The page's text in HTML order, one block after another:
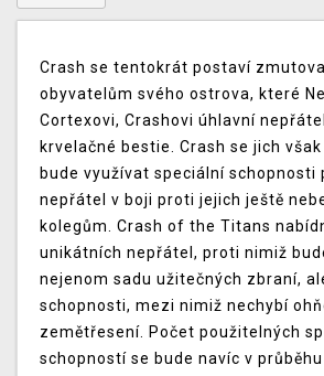
Crash se tentokrát postaví
obyvatelům svého ostrova, které
Cortexovi, Crashovi úhlavní
krvelačné bestie. Crash se jich
bude využívat speciální schopnosti
nepřátel v boji proti jejich ještě
kolegům. Crash of the Titans
unikátních nepřátel, proti nimiž
nejenom sadu užitečných zbraní,
schopnosti, mezi nimiž nechybí
zemětřesení. Počet použitelných
schopností se bude navíc v